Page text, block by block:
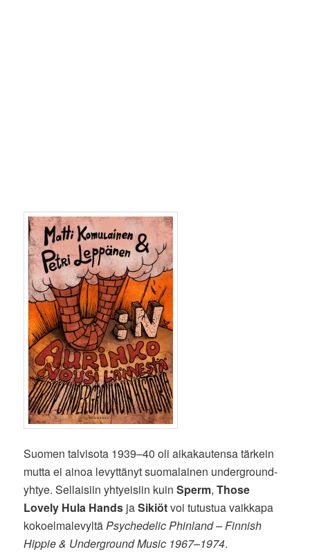
Suomen talvisota 1939–40 oli aikakautensa tärkein
mutta ei ainoa levyttänyt suomalainen underground-
yhtye. Sellaisiin yhtyeisiin kuinSperm,Those
Lovely Hula Hands jaSikiötvoi tutustua vaikkapa
kokoelmalevyltä Psychedelic Phinland – Finnish
Hippie & Underground Music 1967–1974.